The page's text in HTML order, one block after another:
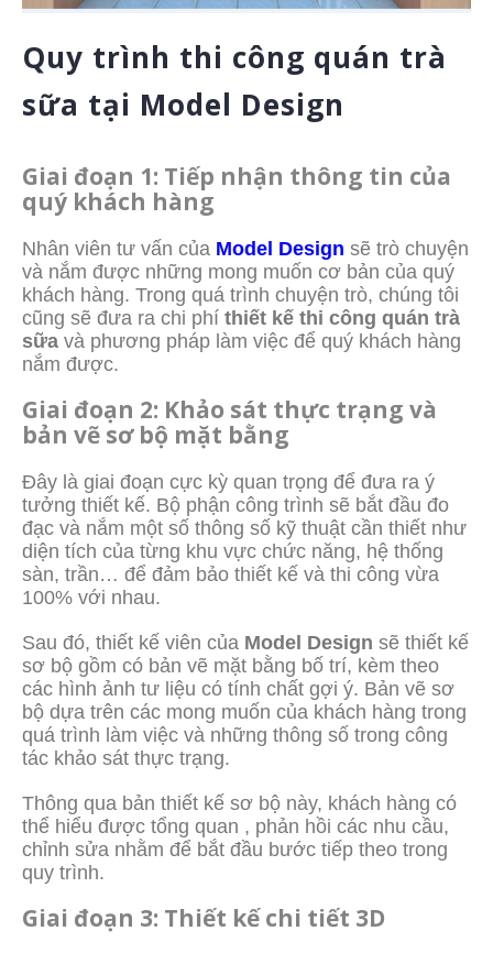
Quy trình thi công quán trà
sữa tại Model Design
Giai đoạn 1: Tiếp nhận thông tin của
quý khách hàng
Nhân viên tư vấn của Model Design sẽ trò chuyện
và nắm được những mong muốn cơ bản của quý
khách hàng. Trong quá trình chuyện trò, chúng tôi
cũng sẽ đưa ra chi phí thiết kế thi công quán trà
sữa và phương pháp làm việc để quý khách hàng
nắm được.
Giai đoạn 2: Khảo sát thực trạng và
bản vẽ sơ bộ mặt bằng
Đây là giai đoạn cực kỳ quan trọng để đưa ra ý
tưởng thiết kế. Bộ phận công trình sẽ bắt đầu đo
đạc và nắm một số thông số kỹ thuật cần thiết như
diện tích của từng khu vực chức năng, hệ thống
sàn, trần… để đảm bảo thiết kế và thi công vừa
100% với nhau.
Sau đó, thiết kế viên của Model Design sẽ thiết kế
sơ bộ gồm có bản vẽ mặt bằng bố trí, kèm theo
các hình ảnh tư liệu có tính chất gợi ý. Bản vẽ sơ
bộ dựa trên các mong muốn của khách hàng trong
quá trình làm việc và những thông số trong công
tác khảo sát thực trạng.
Thông qua bản thiết kế sơ bộ này, khách hàng có
thể hiểu được tổng quan , phản hồi các nhu cầu,
chỉnh sửa nhằm để bắt đầu bước tiếp theo trong
quy trình.
Giai đoạn 3: Thiết kế chi tiết 3D